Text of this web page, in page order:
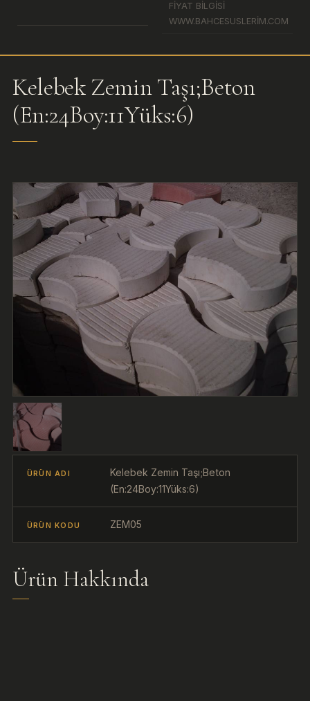
FİYAT BİLGİSİ
WWW.BAHCESUSLERİM.COM
Kelebek Zemin Taşı;Beton
(En:24Boy:11Yüks:6)
ÜRÜN ADI
Kelebek Zemin Taşı;Beton
(En:24Boy:11Yüks:6)
ÜRÜN KODU ZEM05
Ürün Hakkında